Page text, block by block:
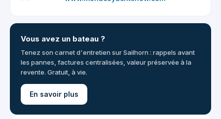
Vous avez un bateau ?
Tenez son carnet d'entretien sur Sailhorn : rappels avant
les pannes, factures centralisées, valeur préservée à la
revente. Gratuit, à vie.
En savoir plus